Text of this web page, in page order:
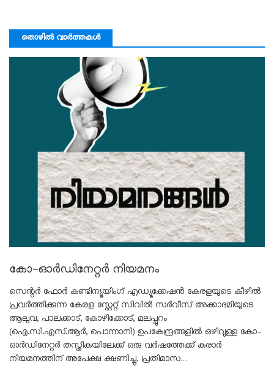
തൊഴിൽ വാർത്തകൾ
കോ-ഓർഡിനേറ്റർ നിയമനം
സെന്റർ ഫോർ കണ്ടിന്യൂയിംഗ് എഡ്യൂക്കേഷൻ കേരളയുടെ കീഴിൽ
പ്രവർത്തിക്കുന്ന കേരള സ്റ്റേറ്റ് സിവിൽ സർവീസ് അക്കാദമിയുടെ
ആലുവ, പാലക്കാട്, കോഴിക്കോട്, മലപ്പുറം
(ഐ.സി.എസ്.ആർ, പൊന്നാനി) ഉപകേന്ദ്രങ്ങളിൽ ഒഴിവുള്ള കോ-
ഓർഡിനേറ്റർ തസ്തികയിലേക്ക് ഒരു വർഷത്തേക്ക് കരാർ
നിയമനത്തിന് അപേക്ഷ ക്ഷണിച്ചു. പ്രതിമാസ…